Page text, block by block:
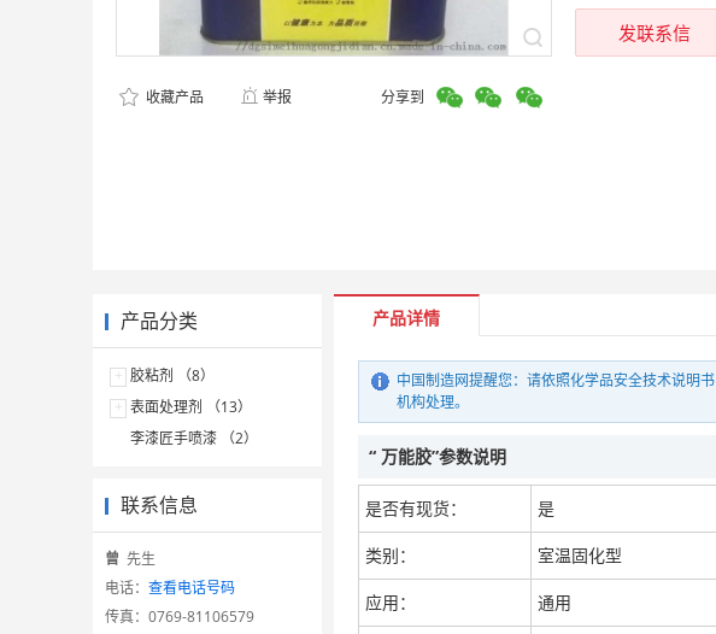
收藏产品 举报 分享到
发联系信
产品分类
+ 胶粘剂 （8）
+ 表面处理剂 （13）
李漆匠手喷漆 （2）
联系信息
曾 先生
电话： 查看电话号码
传真： 0769-81106579
产品详情
中国制造网提醒您：请依照化学品安全技术说明
机构处理。
“ 万能胶”参数说明
是否有现货： 是
类别： 室温固化型
应用： 通用